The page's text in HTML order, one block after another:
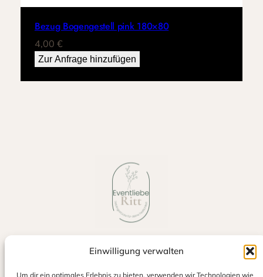
Einwilligung verwalten
Um dir ein optimales Erlebnis zu bieten, verwenden wir Technologien wie
Bezug Bogengestell pink 180×80
4,00 €
Zur Anfrage hinzufügen